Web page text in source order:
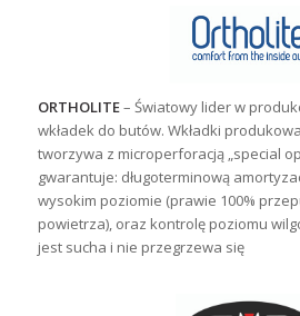
ORTHOLITE– Światowy lider w
wkładek do butów. Wkładki
tworzywa z microperforacją „special
gwarantuje: długoterminową
wysokim poziomie (prawie 100%
powietrza), oraz kontrolę poziomu
jest sucha i nie przegrzewa się